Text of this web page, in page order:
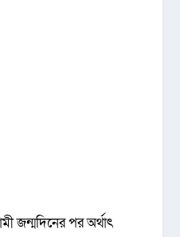
জন্মদিনের পর অর্থাৎ